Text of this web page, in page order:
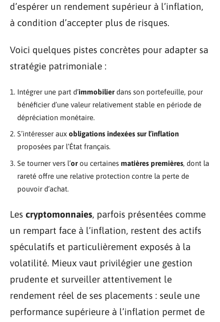
d’espérer un rendement supérieur à l’inflation,
à condition d’accepter plus de risques.
Voici quelques pistes concrètes pour adapter sa
stratégie patrimoniale :
Intégrer une part d’immobilierdans son portefeuille, pour
bénéficier d’une valeur relativement stable en période de
dépréciation monétaire.
S’intéresser aux obligations indexées sur l’inflation
proposées par l’État français.
Se tourner vers l’orou certaines matières premières, dont la
rareté offre une relative protection contre la perte de
pouvoir d’achat.
Les cryptomonnaies, parfois présentées comme
un rempart face à l’inflation, restent des actifs
spéculatifs et particulièrement exposés à la
volatilité. Mieux vaut privilégier une gestion
prudente et surveiller attentivement le
rendement réel de ses placements : seule une
performance supérieure à l’inflation permet de